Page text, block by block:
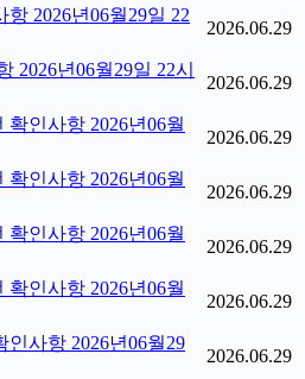
2026년06월29일 22
2026.06.29
2026년06월29일 22시
2026.06.29
인사항 2026년06월
2026.06.29
인사항 2026년06월
2026.06.29
인사항 2026년06월
2026.06.29
인사항 2026년06월
2026.06.29
사항 2026년06월29
2026.06.29